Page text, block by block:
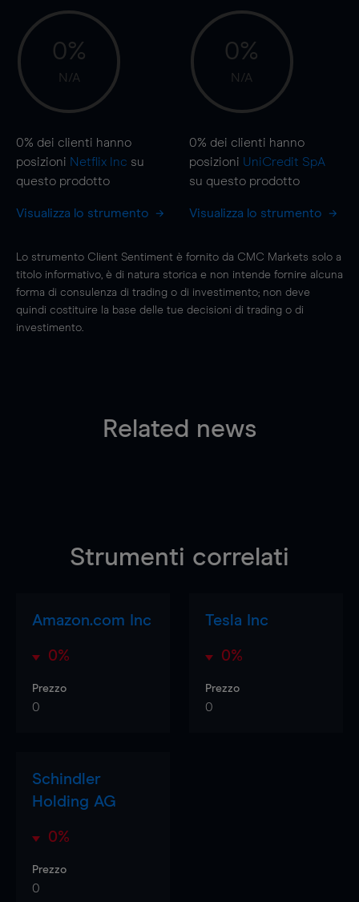
0%
N/A
0% dei clienti hanno
posizioni Netflix Inc su
questo prodotto
Visualizza lo strumento
0%
N/A
0% dei clienti hanno
posizioni UniCredit SpA
su questo prodotto
Visualizza lo strumento
Lo strumento Client Sentiment è fornito da CMC Markets solo a
titolo informativo, è di natura storica e non intende fornire alcuna
forma di consulenza di trading o di investimento; non deve
quindi costituire la base delle tue decisioni di trading o di
investimento.
Related news
Strumenti correlati
Amazon.com Inc
0%
Prezzo
0
Tesla Inc
0%
Prezzo
0
Schindler
Holding AG
0%
Prezzo
0